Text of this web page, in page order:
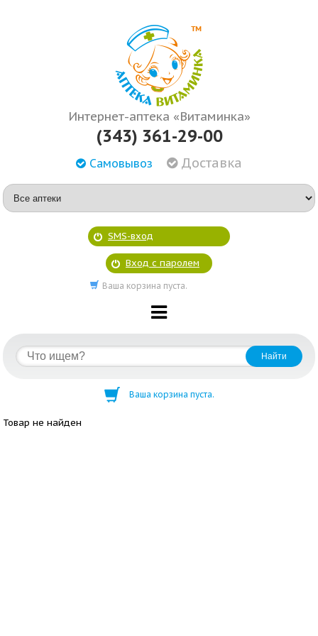
Интернет-аптека «Витаминка»
(343) 361-29-00
Самовывоз Доставка
SMS-вход
Вход с паролем
Ваша корзина пуста.
Ваша корзина пуста.
Товар не найден